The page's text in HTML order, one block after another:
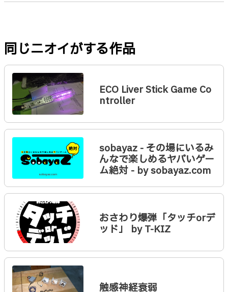
同じニオイがする作品
ECO Liver Stick Game Co
ntroller
sobayaz - その場にいるみ
んなで楽しめるヤバいゲー
ム絶対 - by sobayaz.com
おさわり爆弾「タッチorデ
ッド」 by T-KIZ
触感神経衰弱